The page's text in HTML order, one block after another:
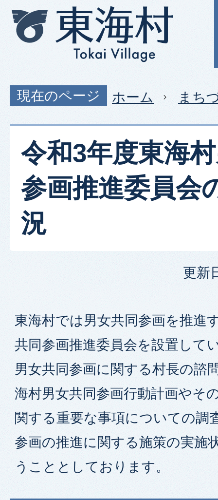
現在のページ ホーム まち
令和3年度東海
参画推進委員会
況
更新
東海村では男女共同参画を推進
共同参画推進委員会を設置して
男女共同参画に関する村長の諮
海村男女共同参画行動計画やそ
関する重要な事項についての調
参画の推進に関する施策の実施
うこととしております。